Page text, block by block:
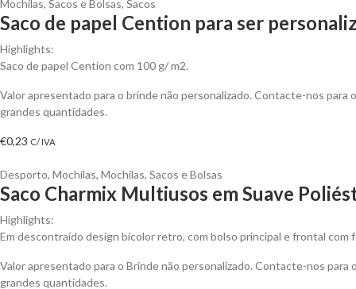
Mochilas, Sacos e Bolsas, Sacos
Saco de papel Cention para ser
Highlights:
Saco de papel Cention com 100 g/ m2.
Valor apresentado para o brinde não personalizado. Contacte-nos para
grandes quantidades.
€0,23 C/ IVA
Desporto, Mochilas, Mochilas, Sacos e Bolsas
Saco Charmix Multiusos em Suave
Highlights:
Em descontraído design bicolor retro, com bolso principal e frontal com
Valor apresentado para o Brinde não personalizado. Contacte-nos
grandes quantidades.